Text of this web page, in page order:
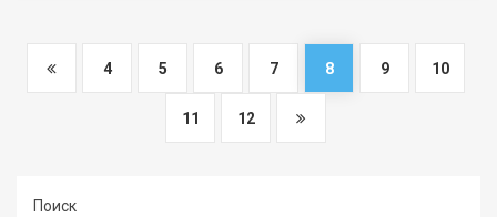
4 5 6 7 8 9 10
11 12
Поиск